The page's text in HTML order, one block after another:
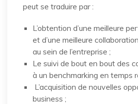
peut se traduire par :
L’obtention d’une meilleure
et d’une meilleure
au sein de l’entreprise ;
Le suivi de bout en bout des
à un benchmarking en temps
L’acquisition de nouvelles
business ;